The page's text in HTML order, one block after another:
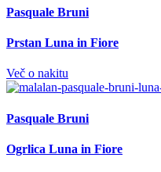
Pasquale Bruni
Prstan Luna in Fiore
Več o nakitu
Pasquale Bruni
Ogrlica Luna in Fiore